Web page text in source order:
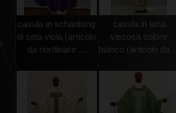
casula in schantung
di seta viola (articolo
da riordinare ...
casula in lana
viscosa colore
bianco (articolo da ...